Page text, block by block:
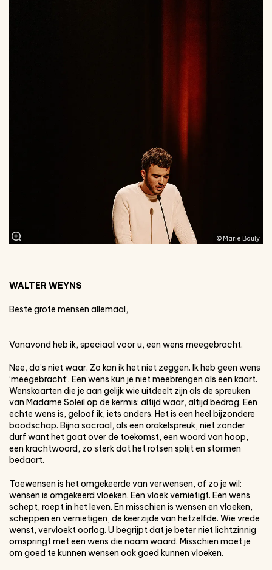
© Marie Bouly
WALTER WEYNS
Beste grote mensen allemaal,
Vanavond heb ik, speciaal voor u, een wens meegebracht.
Nee, da’s niet waar. Zo kan ik het niet zeggen. Ik heb geen wens
’meegebracht’. Een wens kun je niet meebrengen als een kaart.
Wenskaarten die je aan gelijk wie uitdeelt zijn als de spreuken
van Madame Soleil op de kermis: altijd waar, altijd bedrog. Een
echte wens is, geloof ik, iets anders. Het is een heel bijzondere
boodschap. Bijna sacraal, als een orakelspreuk, niet zonder
durf want het gaat over de toekomst, een woord van hoop,
een krachtwoord, zo sterk dat het rotsen splijt en stormen
bedaart.
Toewensen is het omgekeerde van verwensen, of zo je wil:
wensen is omgekeerd vloeken. Een vloek vernietigt. Een wens
schept, roept in het leven. En misschien is wensen en vloeken,
scheppen en vernietigen, de keerzijde van hetzelfde. Wie vrede
wenst, vervloekt oorlog. U begrijpt dat je beter niet lichtzinnig
omspringt met een wens die naam waard. Misschien moet je
om goed te kunnen wensen ook goed kunnen vloeken.